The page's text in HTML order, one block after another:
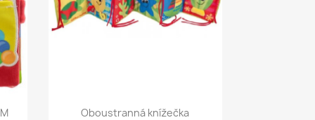
Rychlý náhled
Oboustranná knížečka